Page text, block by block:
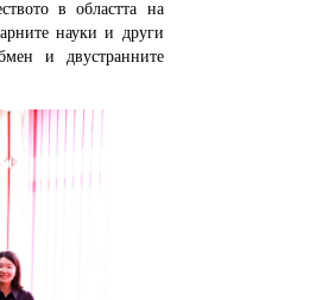
в областта на
науки и други
и двустранните